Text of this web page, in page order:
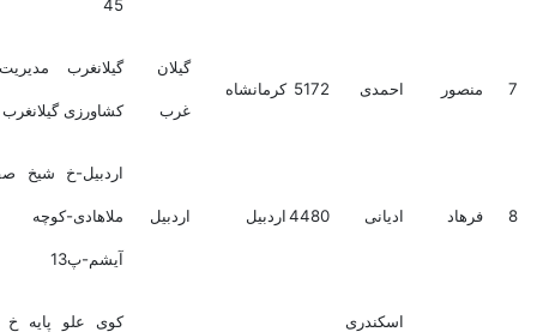
منصور احمدی 5172 کرمانشاه
گیلانغرب مدیریت جهاد
کشاورزی گیلانغرب
فرهاد ادیانی 4480 اردبیل
اردبیل-خ شیخ صفی-اول
ملاهادی-کوچه شهید
آیشم-پ13
اسکندری